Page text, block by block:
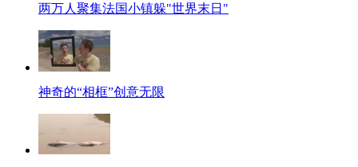
两万人聚集法国小镇躲"世界末日"
神奇的“相框”创意无限